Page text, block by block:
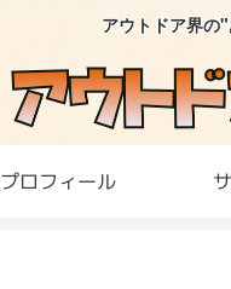
アウトドア界の
プロフィール